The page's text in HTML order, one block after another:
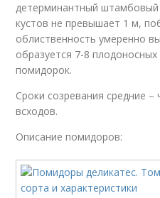
детерминантный
кустов не превышает 1 м,
облиственность умеренно
образуется 7-8
помидорок.
Сроки созревания средние –
всходов.
Описание помидоров: